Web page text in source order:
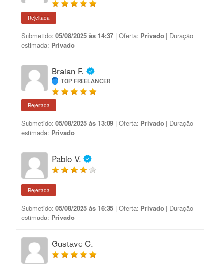
Rejeitada
Submetido: 05/08/2025 às 14:37 | Oferta: Privado | Duração
estimada: Privado
Braian F.
TOP FREELANCER
Rejeitada
Submetido: 05/08/2025 às 13:09 | Oferta: Privado | Duração
estimada: Privado
Pablo V.
Rejeitada
Submetido: 05/08/2025 às 16:35 | Oferta: Privado | Duração
estimada: Privado
Gustavo C.